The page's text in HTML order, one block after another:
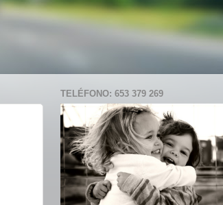
TELÉFONO: 653 379 269